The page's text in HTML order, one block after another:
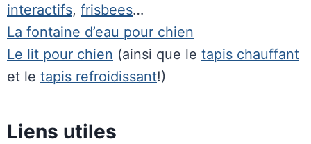
interactifs, frisbees…
La fontaine d’eau pour chien
Le lit pour chien (ainsi que le tapis chauffant
et le tapis refroidissant!)
Liens utiles